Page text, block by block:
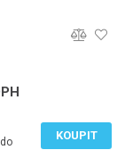
KOUPIT